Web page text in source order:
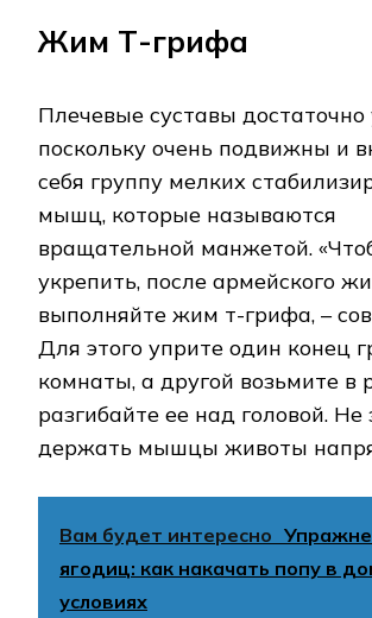
Жим Т-грифа
Плечевые суставы
поскольку очень подвижны и
себя группу мелких
мышц, которые называются
вращательной манжетой.
укрепить, после армейского
выполняйте жим т-грифа, –
Для этого уприте один конец
комнаты, а другой возьмите в
разгибайте ее над головой.
держать мышцы животы
Вам будет интересно
ягодиц: как накачать попу в
условиях